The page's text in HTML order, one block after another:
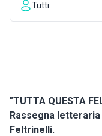
CONTACTS
Tutti
"TUTTA QUESTA
Rassegna letteraria
Feltrinelli.